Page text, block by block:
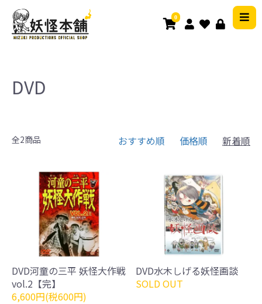
0
DVD
全2商品 おすすめ順 価格順 新着順
DVD河童の三平 妖怪大作戦
vol.2【完】
6,600円(税600円)
DVD水木しげる妖怪画談
SOLD OUT